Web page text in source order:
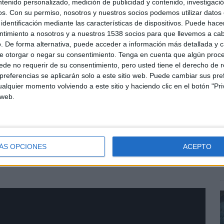
personalizado, medición de publicidad y contenido,
Con su permiso, nosotros y nuestros socios podemos utilizar datos
mediante las características de dispositivos. Puede
a nosotros y a nuestros 1538 socios para que llevemos a
De forma alternativa, puede acceder a información más detallada y
otorgar o negar su consentimiento. Tenga en cuenta que algún
no requerir de su consentimiento, pero usted tiene el derecho de
se aplicarán solo a este sitio web. Puede cambiar sus
momento volviendo a este sitio y haciendo clic en el botón
OPCIONES ACEPTO
más tierno del año.
de Milka España, explica que "desde el punto de
que debíamos hacer. Este ha sido un proyecto muy
colaboración puede marcar la diferencia: La
con nuestra agencia creativa y la colaboración
como nosotros”.
de David Madrid asegura que “The Beeping
para hacer cualquier momento un poco más
tan increíble como Milka porque siempre ha
mano para hacerlo posible. Ver la diferencia que
Santa ha sido un momento culminante para